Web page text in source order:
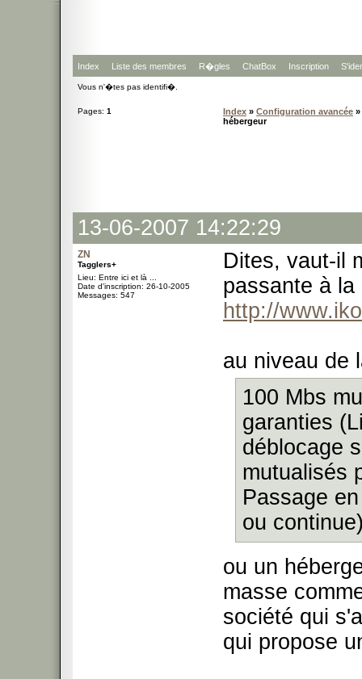
Index Liste des membres R�gles ChatBox Inscription
Vous n'�tes pas identifi�.
Pages: 1 Index » Configuration avancée
hébergeur
13-06-2007 14:22:29
ZN
Tagglers+
Lieu: Entre ici et là ...
Date d'inscription: 26-10-2005
Messages: 547
Dites, vaut-il
passante à
http://
au niveau de
100 Mbs
garanties
déblocage
mutualisés
Passage
ou
ou un
masse
société qui
qui propose